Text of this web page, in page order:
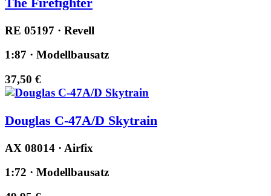
RE 05197 · Revell
1:87 · Modellbausatz
37,50 €
Douglas C-47A/D Skytrain
AX 08014 · Airfix
1:72 · Modellbausatz